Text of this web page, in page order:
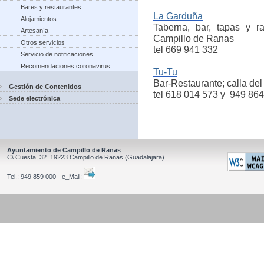
Bares y restaurantes
Alojamientos
Artesanía
Otros servicios
Servicio de notificaciones
Recomendaciones coronavirus
Gestión de Contenidos
Sede electrónica
La Garduña
Taberna, bar, tapas y
Campillo de Ranas
tel 669 941 332
Tu-Tu
Bar-Restaurante; calla
tel 618 014 573 y 949
Ayuntamiento de Campillo de Ranas
C\ Cuesta, 32. 19223 Campillo de Ranas (Guadalajara)
Tel.: 949 859 000 - e_Mail: